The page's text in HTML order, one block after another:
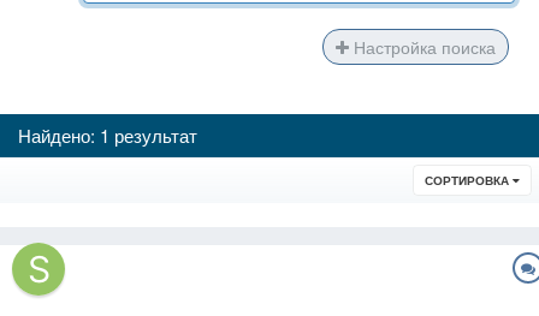
Настройка поиска
Найдено: 1 результат
СОРТИРОВКА